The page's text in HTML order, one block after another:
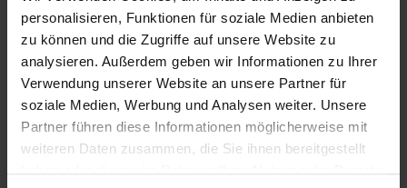
personalisieren, Funktionen für soziale Medien anbieten
zu können und die Zugriffe auf unsere Website zu
analysieren. Außerdem geben wir Informationen zu Ihrer
Verwendung unserer Website an unsere Partner für
soziale Medien, Werbung und Analysen weiter. Unsere
Partner führen diese Informationen möglicherweise mit
weiteren Daten zusammen, die Sie ihnen bereitgestellt
Poncho Hanni Hase
NEU
Sterntaler